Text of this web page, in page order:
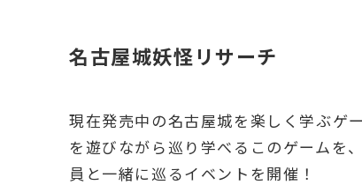
名古屋城妖怪リサーチ
現在発売中の名古屋城を楽しく学ぶゲ
を遊びながら巡り学べるこのゲームを
員と一緒に巡るイベントを開催！